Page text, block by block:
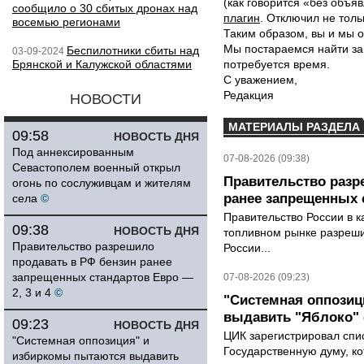
сообщило о 30 сбитых дронах над
восемью регионами
03-09-2024 Беспилотники сбиты над
Брянской и Калужской областями
НОВОСТИ
НОВОСТЬ ДНЯ
09:58
Под аннексированным
Севастополем военный открыл
огонь по сослуживцам и жителям
села ©
НОВОСТЬ ДНЯ
09:38
Правительство разрешило
продавать в РФ бензин ранее
запрещенных стандартов Евро —
2, 3 и 4 ©
НОВОСТЬ ДНЯ
09:23
"Системная оппозиция" и
избиркомы пытаются выдавить
плагин . Отключил не
Таким образом, вы и мы
Мы постараемся найти
потребуется время.
С уважением,
Редакция
МАТЕРИАЛЫ РАЗДЕЛА
07-08-2026 (09:38)
Правительство
ранее запрещенных
Правительство России в
топливном рынке
России...
07-08-2026 (09:23)
"Системная
выдавить "Яблоко"
ЦИК зарегистрировал
Государственную думу,